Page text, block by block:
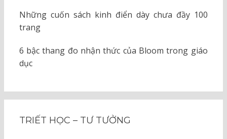
Những cuốn sách kinh điển dày chưa đầy 100
trang
6 bậc thang đo nhận thức của Bloom trong giáo
dục
TRIẾT HỌC – TƯ TƯỞNG